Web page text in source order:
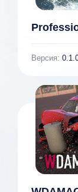
Версия: